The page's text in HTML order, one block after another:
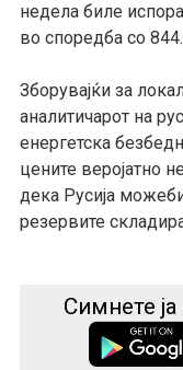
недела биле
во споредба со
Зборувајќи за
аналитичарот на
енергетска
цените веројатно
дека Русија
резервите
Симнете